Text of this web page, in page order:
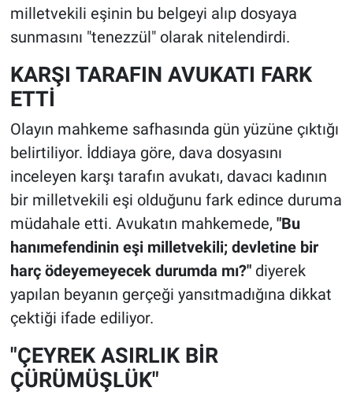
milletvekili eşinin bu belgeyi alıp dosyaya
sunmasını "tenezzül" olarak nitelendirdi.
KARŞI TARAFIN AVUKATI FARK
ETTİ
Olayın mahkeme safhasında gün yüzüne çıktığı
belirtiliyor. İddiaya göre, dava dosyasını
inceleyen karşı tarafın avukatı, davacı kadının
bir milletvekili eşi olduğunu fark edince duruma
müdahale etti. Avukatın mahkemede, "Bu
hanımefendinin eşi milletvekili; devletine bir
harç ödeyemeyecek durumda mı?" diyerek
yapılan beyanın gerçeği yansıtmadığına dikkat
çektiği ifade ediliyor.
"ÇEYREK ASIRLIK BİR
ÇÜRÜMÜŞLÜK"